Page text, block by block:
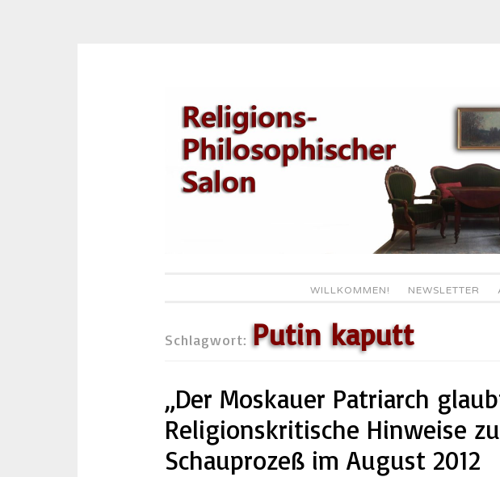
Inhalt
springen
WILLKOMMEN! NEWSLETTER
Schlagwort: Putin kaputt
„Der Moskauer Patriarch
Religionskritische Hinweise
Schauprozeß im August 2012